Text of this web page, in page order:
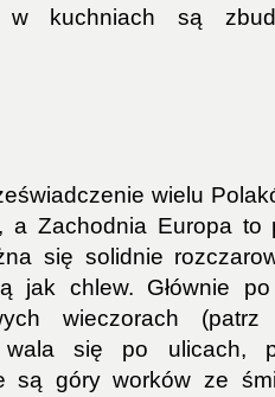
kuchniach są
wielu
Zachodnia Europa to
się solidnie
jak chlew. Głównie
wieczorach
wala się po ulicach,
są góry worków ze